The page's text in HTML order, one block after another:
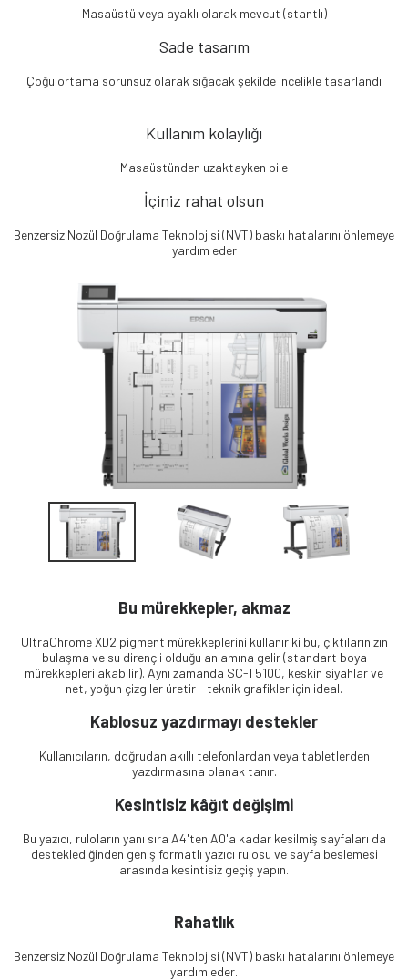
Masaüstü veya ayaklı olarak mevcut (stantlı)
Sade tasarım
Çoğu ortama sorunsuz olarak sığacak şekilde incelikle tasarlandı
Kullanım kolaylığı
Masaüstünden uzaktayken bile
İçiniz rahat olsun
Benzersiz Nozül Doğrulama Teknolojisi (NVT) baskı hatalarını önlemeye
yardım eder
Bu mürekkepler, akmaz
UltraChrome XD2 pigment mürekkeplerini kullanır ki bu, çıktılarınızın
bulaşma ve su dirençli olduğu anlamına gelir (standart boya
mürekkepleri akabilir). Aynı zamanda SC-T5100, keskin siyahlar ve
net, yoğun çizgiler üretir - teknik grafikler için ideal.
Kablosuz yazdırmayı destekler
Kullanıcıların, doğrudan akıllı telefonlardan veya tabletlerden
yazdırmasına olanak tanır.
Kesintisiz kâğıt değişimi
Bu yazıcı, ruloların yanı sıra A4'ten A0'a kadar kesilmiş sayfaları da
desteklediğinden geniş formatlı yazıcı rulosu ve sayfa beslemesi
arasında kesintisiz geçiş yapın.
Rahatlık
Benzersiz Nozül Doğrulama Teknolojisi (NVT) baskı hatalarını önlemeye
yardım eder.